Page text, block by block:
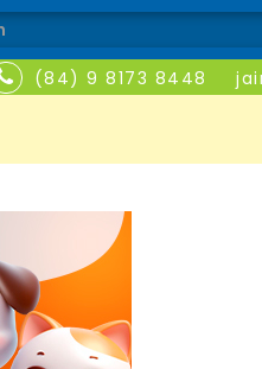
(84) 9 8173 8448